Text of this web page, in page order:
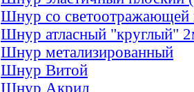
Шнур со светоотражающей
Шнур атласный "круглый"
Шнур метализированный
Шнур Витой
Шнур Акрил